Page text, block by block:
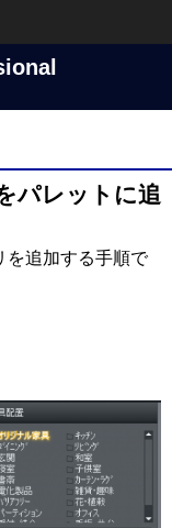
パレットに追
を追加する手順で